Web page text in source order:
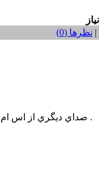
| نظر‌ها (0)
صداي ديگري از اس ام اس مخصوص دوستان خودم .